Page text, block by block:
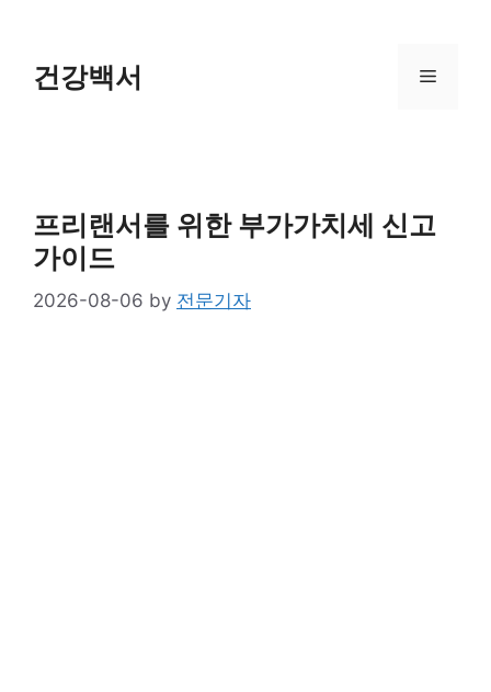
content건강백서 Menu
프리랜서를 위한 부가가치세 신고
가이드
2026-08-06 by 전문기자